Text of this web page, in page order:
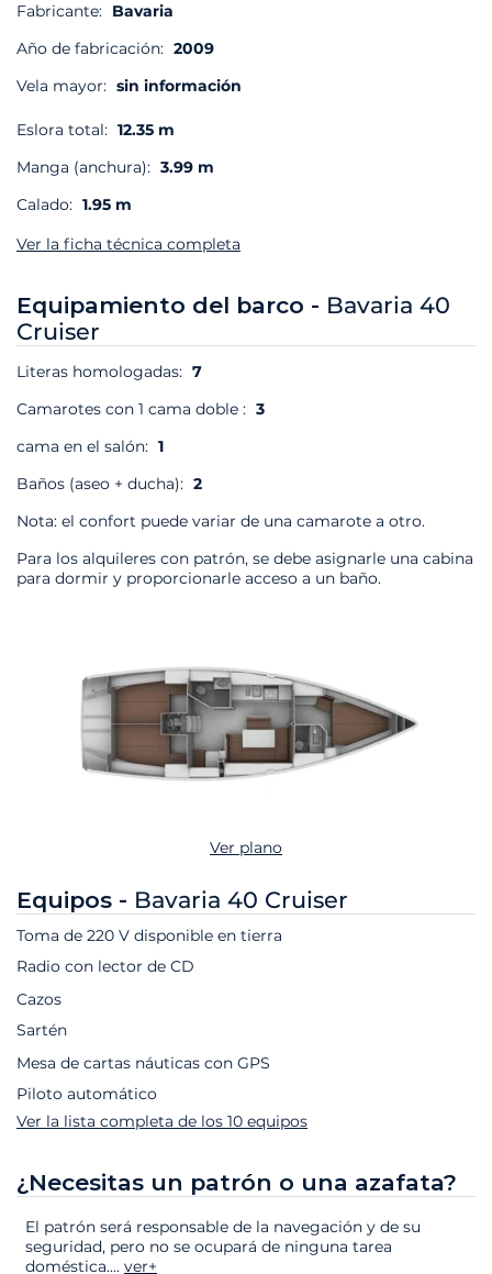
Fabricante: Bavaria
Año de fabricación: 2009
Vela mayor: sin información
Eslora total: 12.35 m
Manga (anchura): 3.99 m
Calado: 1.95 m
Ver la ficha técnica completa
Equipamiento del barco - Bavaria 40
Cruiser
Literas homologadas: 7
Camarotes con 1 cama doble : 3
cama en el salón: 1
Baños (aseo + ducha): 2
Nota: el confort puede variar de una camarote a otro.
Para los alquileres con patrón, se debe asignarle una cabina
para dormir y proporcionarle acceso a un baño.
Ver plano
Equipos - Bavaria 40 Cruiser
Toma de 220 V disponible en tierra
Radio con lector de CD
Cazos
Sartén
Mesa de cartas náuticas con GPS
Piloto automático
Ver la lista completa de los 10 equipos
¿Necesitas un patrón o una azafata?
El patrón será responsable de la navegación y de su
seguridad, pero no se ocupará de ninguna tarea
doméstica.... ver+